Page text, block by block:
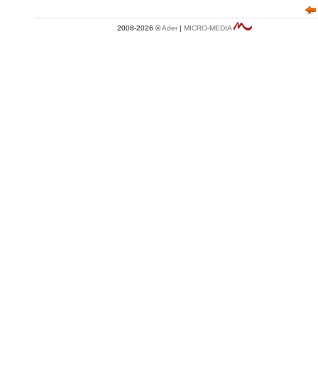
2008-2026 ©Ader | MICRO-MEDIA